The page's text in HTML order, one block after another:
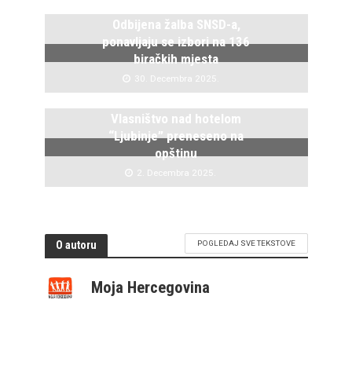
Odbijena žalba SNSD-a,
ponavljaju se izbori na 136
biračkih mjesta
30. Decembra 2025.
Vlasništvo nad hotelom
“Ljubinje” preneseno na
opštinu
2. Decembra 2025.
O autoru POGLEDAJ SVE TEKSTOVE
Moja Hercegovina